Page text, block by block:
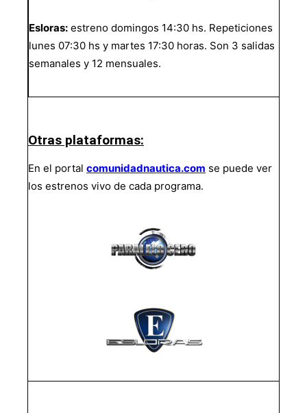
Esloras: estreno domingos 14:30 hs. Repeticiones
lunes 07:30 hs y martes 17:30 horas. Son 3 salidas
semanales y 12 mensuales.
Otras plataformas:
En el portal comunidadnautica.com se puede ver
los estrenos vivo de cada programa.